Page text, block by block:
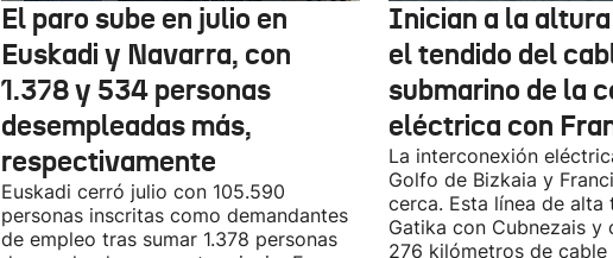
El paro sube en julio en
Euskadi y Navarra, con
1.378 y 534 personas
desempleadas más,
respectivamente
Euskadi cerró julio con 105.590
personas inscritas como demandantes
de empleo tras sumar 1.378 personas
Inician a la altura
el tendido del
submarino de la
eléctrica con
La interconexión
Golfo de Bizkaia y
cerca. Esta línea de alta
Gatika con Cubnezais y
276 kilómetros de cable